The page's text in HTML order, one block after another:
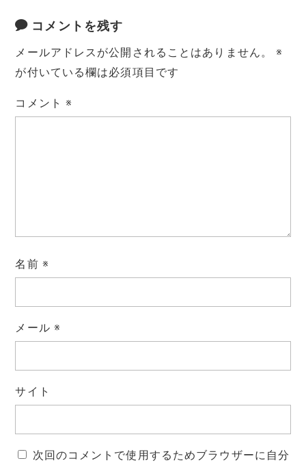
コメントを残す
メールアドレスが公開されることはありません。
※
が付いている欄は必須項目です
コメント※
名前 ※
メール ※
サイト
次回のコメントで使用するためブラウザーに自分